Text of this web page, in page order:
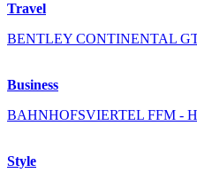
Travel
BENTLEY CONTINENTAL
Business
BAHNHOFSVIERTEL FFM -
Style